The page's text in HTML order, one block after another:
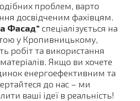
проблем, варто
досвідченим фахівцям.
Фасад” спеціалізується на
у Кропивницькому,
робіт та використання
Якщо ви хочете
енергоефективним та
до нас – ми
ваші ідеї в реальність!